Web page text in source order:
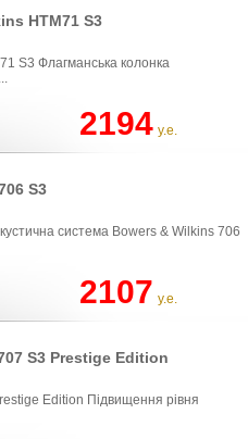
HTM71 S3
S3 Флагманська колонка
2194 у.е.
S3
система Bowers & Wilkins 706
2107 у.е.
S3 Prestige Edition
Edition Підвищення рівня